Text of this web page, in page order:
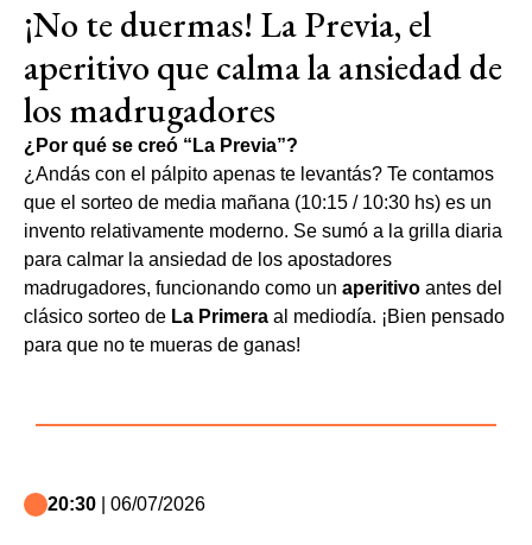
¡No te duermas! La Previa, el
aperitivo que calma la ansiedad de
los madrugadores
¿Por qué se creó “La Previa”?
¿Andás con el pálpito apenas te levantás? Te contamos
que el sorteo de media mañana (10:15 / 10:30 hs) es un
invento relativamente moderno. Se sumó a la grilla diaria
para calmar la ansiedad de los apostadores
madrugadores, funcionando como un aperitivo antes del
clásico sorteo de La Primera al mediodía. ¡Bien pensado
para que no te mueras de ganas!
20:30 | 06/07/2026